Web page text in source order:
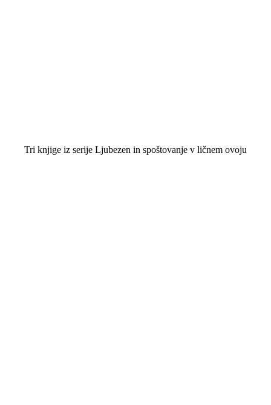
Tri knjige iz serije Ljubezen in spoštovanje v ličnem ovoju